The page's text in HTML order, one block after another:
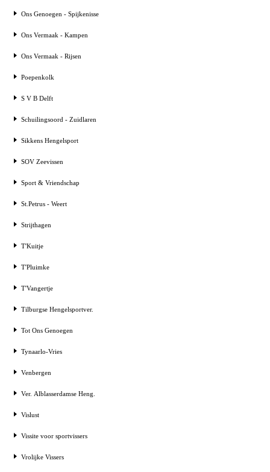
Ons Genoegen - Spijkenisse
Ons Vermaak - Kampen
Ons Vermaak - Rijsen
Poepenkolk
S V B Delft
Schuilingsoord - Zuidlaren
Sikkens Hengelsport
SOV Zeevissen
Sport & Vriendschap
St.Petrus - Weert
Strijthagen
T'Kuitje
T'Pluimke
T'Vangertje
Tilburgse Hengelsportver.
Tot Ons Genoegen
Tynaarlo-Vries
Venbergen
Ver. Alblasserdamse Heng.
Vislust
Vissite voor sportvissers
Vrolijke Vissers